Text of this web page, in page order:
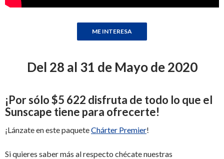
Del 28 al 31 de Mayo de 2020
¡Por sólo$5 622 disfruta de todo lo que el
Sunscape tiene para ofrecerte!
¡Lánzate en este paqueteChárter Premier!
Si quieres saber más al respecto chécate nuestras